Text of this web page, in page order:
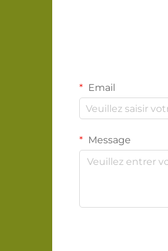
Email
Message